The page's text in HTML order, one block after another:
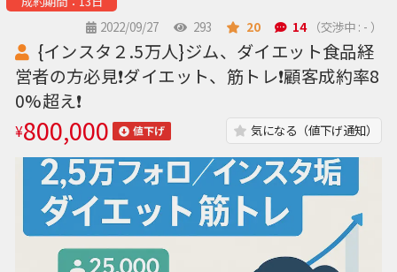
2022/09/27
293 20 14 （交渉中 : - ）
{インスタ２.5万人}ジム、ダイエット食品経
営者の方必見❗️ダイエット、筋トレ❗️顧客成約率8
0%超え❗️
¥800,000 値下げ 気になる（値下げ通知）